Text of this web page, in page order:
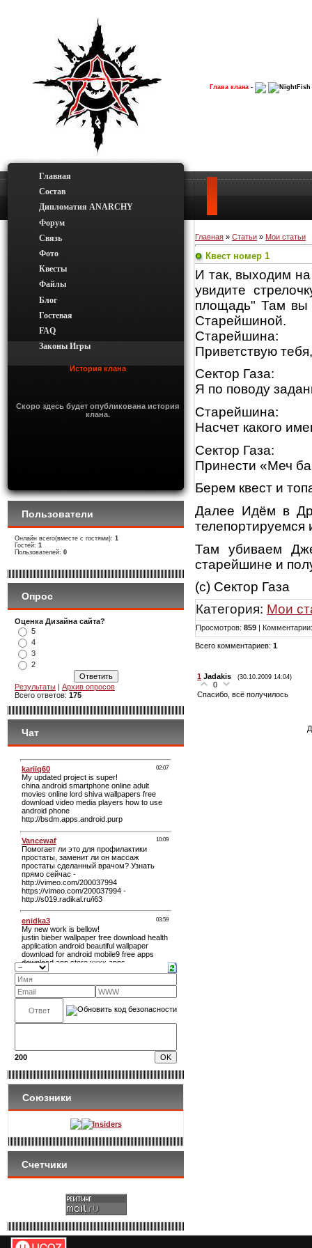
Глава клана - NightFish
Главная
Состав
Дипломатия ANARCHY
Форум
Связь
Фото
Квесты
Файлы
Блог
Гостевая
FAQ
Законы Игры
История клана
Скоро здесь будет опубликована история
клана.
Пользователи
Онлайн всего(вместе с гостями): 1
Гостей: 1
Пользователей: 0
Опрос
Оценка Дизайна сайта?
5
4
3
2
Результаты | Архив опросов
Всего ответов: 175
Чат
200
Союзники
Insiders
Счетчики
Главная » Статьи » Мои статьи
Квест номер 1
И так, выходим
увидите
площадь" Там вы
Старейшиной.
Старейшина:
Приветствую
Сектор Газа:
Я по поводу
Старейшина:
Насчет какого
Сектор Газа:
Принести «Меч
Берем квест и
Далее Идём в
телепортируемся
Там убиваем
старейшине и
(с) Сектор Газа
Категория: Мои
Просмотров: 859 | Комментарии
Всего комментариев: 1
1 Jadakis (30.10.2009 14:04)
0
Спасибо, всё получилось